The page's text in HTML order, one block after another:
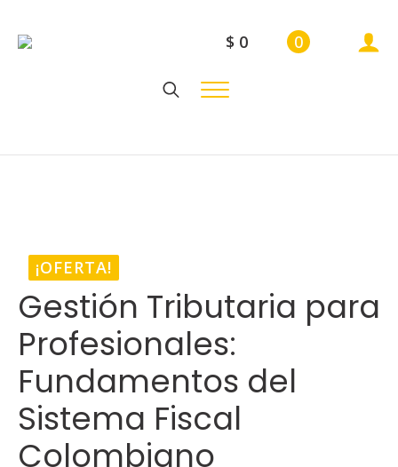
$ 0 0
¡OFERTA!
Gestión Tributaria para
Profesionales:
Fundamentos del
Sistema Fiscal
Colombiano